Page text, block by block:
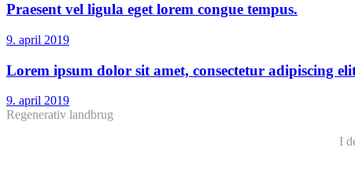
Praesent vel ligula eget lorem congue tempus.
9. april 2019
Lorem ipsum dolor sit amet, consectetur adipiscing
9. april 2019
Regenerativ landbrug
I